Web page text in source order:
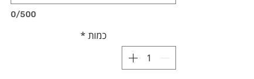
0/500
כמות *